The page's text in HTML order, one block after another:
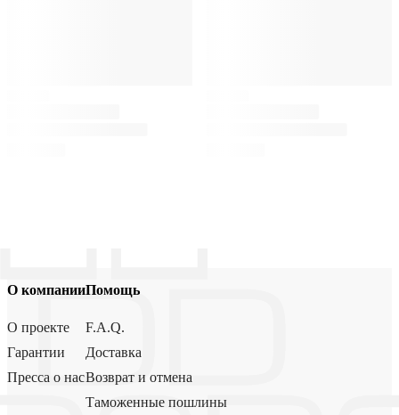
О компании
О проекте
Гарантии
Пресса о нас
Помощь
F.A.Q.
Доставка
Возврат и отмена
Таможенные пошлины